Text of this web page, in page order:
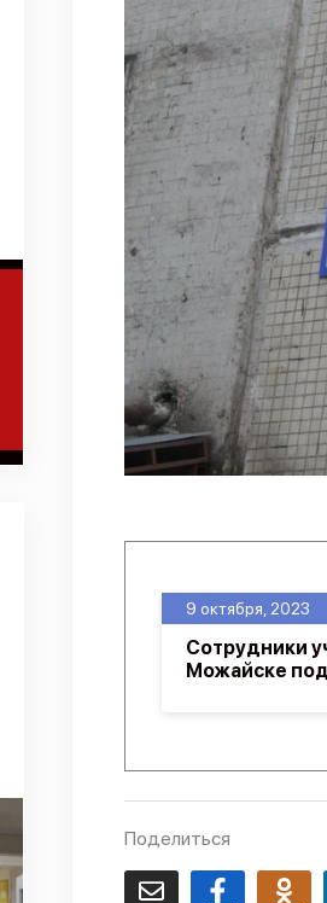
9 октября, 2023
Сотрудники
Можайске
Поделиться
Email Facebook